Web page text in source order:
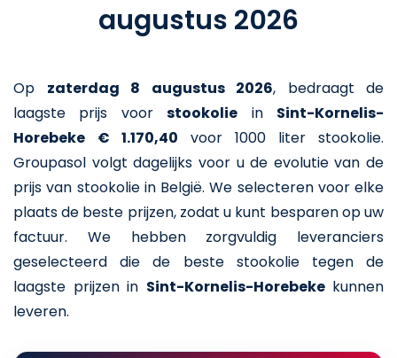
augustus 2026
Op zaterdag 8 augustus 2026, bedraagt de
laagste prijs voorstookolie in Sint-Kornelis-
Horebeke
€ 1.170,40 voor 1000 liter stookolie.
Groupasol volgt dagelijks voor u de evolutie van de
prijs van stookolie in België. We selecteren voor elke
plaats de beste prijzen, zodat u kunt besparen op uw
factuur. We hebben zorgvuldig leveranciers
geselecteerd die de beste stookolie tegen de
laagste prijzen in Sint-Kornelis-Horebekekunnen
leveren.